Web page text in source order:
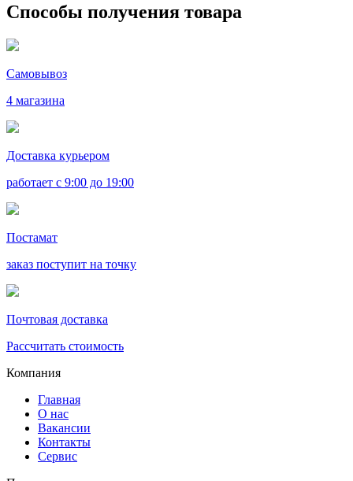
Способы получения товара
Самовывоз
4 магазина
Доставка курьером
работает с 9:00 до 19:00
Постамат
заказ поступит на точку
Почтовая доставка
Рассчитать стоимость
Компания
Главная
О нас
Вакансии
Контакты
Сервис